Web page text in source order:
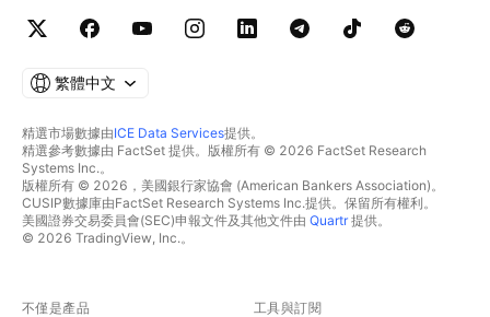
繁體中文
精選市場數據由ICE Data Services提供。
精選參考數據由 FactSet 提供。版權所有 © 2026 FactSet Research
Systems Inc.。
版權所有 © 2026，美國銀行家協會 (American Bankers Association)。
CUSIP數據庫由FactSet Research Systems Inc.提供。保留所有權利。
美國證券交易委員會(SEC)申報文件及其他文件由 Quartr提供。
© 2026 TradingView, Inc.。
不僅是產品 工具與訂閱